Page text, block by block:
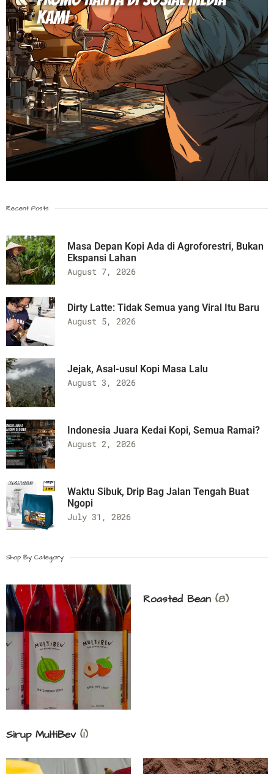
KAMI
Recent Posts
Masa Depan Kopi Ada di Agroforestri, Bukan
Ekspansi Lahan
August 7, 2026
Dirty Latte: Tidak Semua yang Viral Itu Baru
August 5, 2026
Jejak, Asal-usul Kopi Masa Lalu
August 3, 2026
Indonesia Juara Kedai Kopi, Semua Ramai?
August 2, 2026
Waktu Sibuk, Drip Bag Jalan Tengah Buat
Ngopi
July 31, 2026
Shop By Category
Sirup MultiBev (1)
Roasted Bean (8)